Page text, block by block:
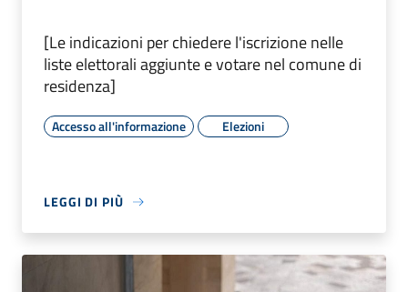
[Le indicazioni per chiedere l'iscrizione nelle
liste elettorali aggiunte e votare nel comune di
residenza]
Accesso all'informazione Elezioni
LEGGI DI PIÙ